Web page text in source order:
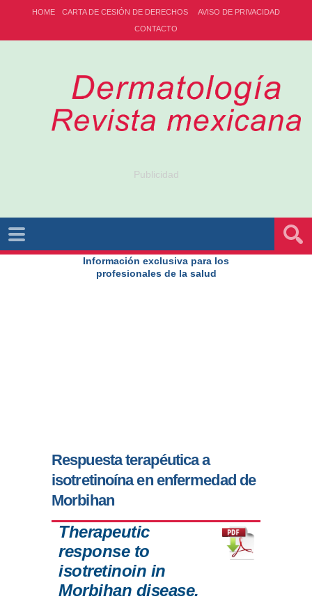
HOME CARTA DE CESIÓN DE DERECHOS
AVISO DE PRIVACIDAD
CONTACTO
Publicidad
Información exclusiva para los
profesionales de la salud
Respuesta terapéutica a
isotretinoína en enfermedad de
Morbihan
Therapeutic
response to
isotretinoin in
Morbihan disease.